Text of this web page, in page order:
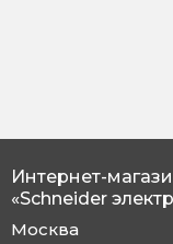
Интернет-
«Schneider
Москва